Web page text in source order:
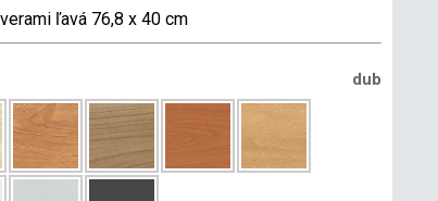
ľavá 76,8 x 40 cm
dub